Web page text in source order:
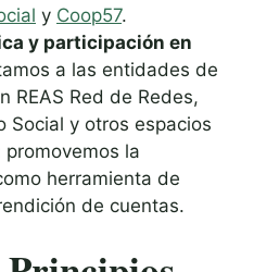
y Coop57.
y participación en
a las entidades de
REAS Red de Redes,
Social y otros espacios
la
herramienta de
de cuentas.